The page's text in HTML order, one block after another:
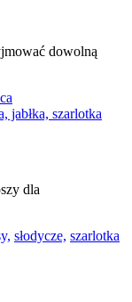
dowolną
dla
słodycze, szarlotka